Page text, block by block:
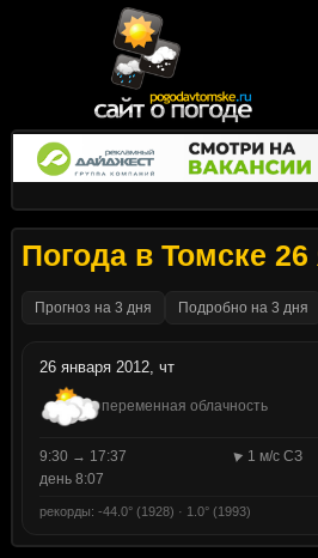
Погода в Томске 26
Прогноз на 3 дня Подробно на 3 дня
26 января 2012, чт
переменная облачность
9:30 → 17:37
1 м/с СЗ
день 8:07
рекорды: -44.0° (1928) · 1.0° (1993)